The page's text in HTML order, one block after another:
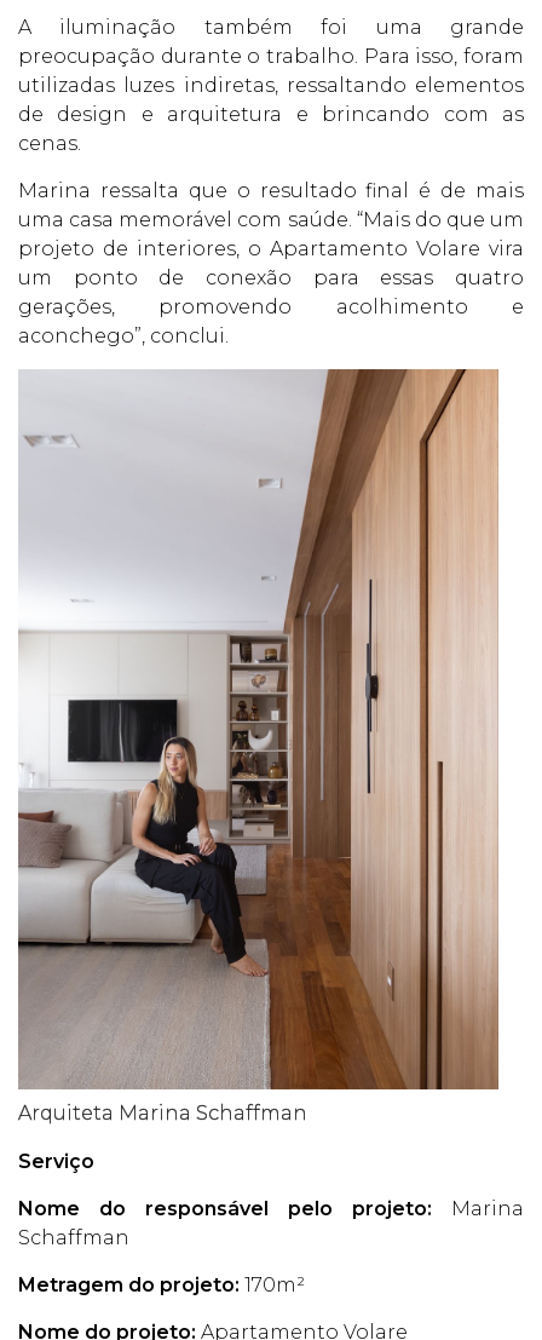
A iluminação também foi uma grande
preocupação durante o trabalho. Para isso, foram
utilizadas luzes indiretas, ressaltando elementos
de design e arquitetura e brincando com as
cenas.
Marina ressalta que o resultado final é de mais
uma casa memorável com saúde. “Mais do que um
projeto de interiores, o Apartamento Volare vira
um ponto de conexão para essas quatro
gerações, promovendo acolhimento e
aconchego”, conclui.
Arquiteta Marina Schaffman
Serviço
Nome do responsável pelo projeto:
Marina
Schaffman
Metragem do projeto: 170m²
Nome do projeto: Apartamento Volare